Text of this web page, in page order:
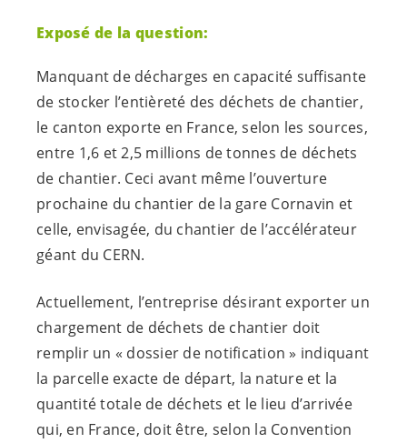
Exposé de la question:
Manquant de décharges en capacité suffisante
de stocker l’entièreté des déchets de chantier,
le canton exporte en France, selon les sources,
entre 1,6 et 2,5 millions de tonnes de déchets
de chantier. Ceci avant même l’ouverture
prochaine du chantier de la gare Cornavin et
celle, envisagée, du chantier de l’accélérateur
géant du CERN.
Actuellement, l’entreprise désirant exporter un
chargement de déchets de chantier doit
remplir un « dossier de notification » indiquant
la parcelle exacte de départ, la nature et la
quantité totale de déchets et le lieu d’arrivée
qui, en France, doit être, selon la Convention